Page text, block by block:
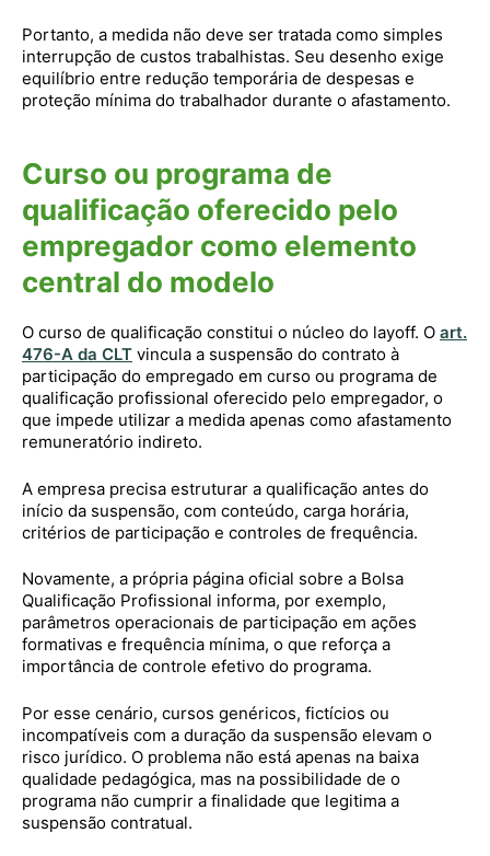
Portanto, a medida não deve ser tratada como simples
interrupção de custos trabalhistas. Seu desenho exige
equilíbrio entre redução temporária de despesas e
proteção mínima do trabalhador durante o afastamento.
Curso ou programa de
qualificação oferecido pelo
empregador como elemento
central do modelo
O curso de qualificação constitui o núcleo do layoff. O art.
476-A da CLT vincula a suspensão do contrato à
participação do empregado em curso ou programa de
qualificação profissional oferecido pelo empregador, o
que impede utilizar a medida apenas como afastamento
remuneratório indireto.
A empresa precisa estruturar a qualificação antes do
início da suspensão, com conteúdo, carga horária,
critérios de participação e controles de frequência.
Novamente, a própria página oficial sobre a Bolsa
Qualificação Profissional informa, por exemplo,
parâmetros operacionais de participação em ações
formativas e frequência mínima, o que reforça a
importância de controle efetivo do programa.
Por esse cenário, cursos genéricos, fictícios ou
incompatíveis com a duração da suspensão elevam o
risco jurídico. O problema não está apenas na baixa
qualidade pedagógica, mas na possibilidade de o
programa não cumprir a finalidade que legitima a
suspensão contratual.